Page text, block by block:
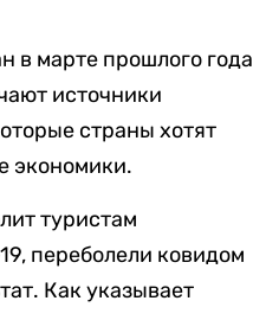
в марте прошлого года
источники
страны хотят
экономики.
туристам
переболели ковидом
Как указывает